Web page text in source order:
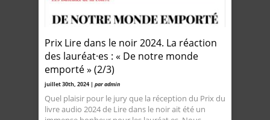
Prix Lire dans le noir 2024. La réaction
des lauréat·es : « De notre monde
emporté » (2/3)
juillet 30th, 2024 | par admin
Quel plaisir pour le jury que la réception du Prix du
livre audio 2024 de Lire dans le noir ait été un